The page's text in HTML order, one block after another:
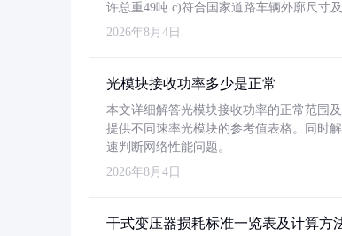
许总重49吨 c)符合国家道路车辆外廓尺寸
2026年8月4日
光模块接收功率多少是正常
本文详细解答光模块接收功率的正常范围
提供不同速率光模块的参考值表格。同时
速判断网络性能问题。
2026年8月4日
干式变压器损耗标准一览表及计算方